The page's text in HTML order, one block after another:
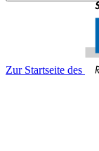
Zur Startseite des